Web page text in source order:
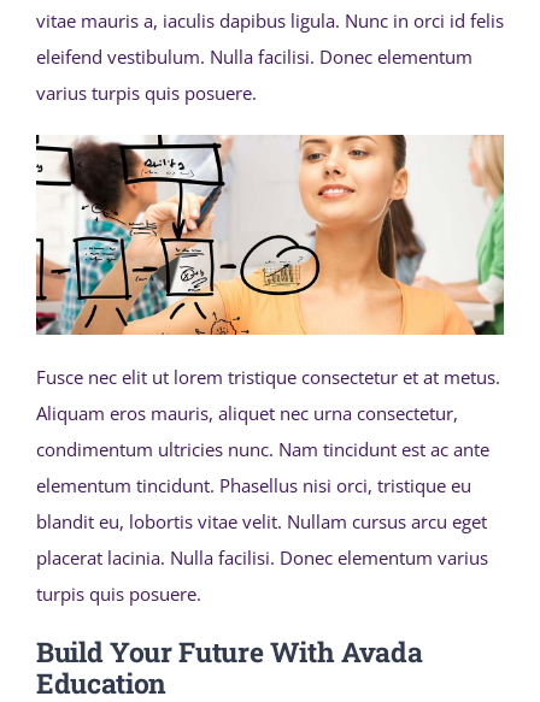
vitae mauris a, iaculis dapibus ligula. Nunc in orci id felis
eleifend vestibulum. Nulla facilisi. Donec elementum
varius turpis quis posuere.
Fusce nec elit ut lorem tristique consectetur et at metus.
Aliquam eros mauris, aliquet nec urna consectetur,
condimentum ultricies nunc. Nam tincidunt est ac ante
elementum tincidunt. Phasellus nisi orci, tristique eu
blandit eu, lobortis vitae velit. Nullam cursus arcu eget
placerat lacinia. Nulla facilisi. Donec elementum varius
turpis quis posuere.
Build Your Future With Avada
Education